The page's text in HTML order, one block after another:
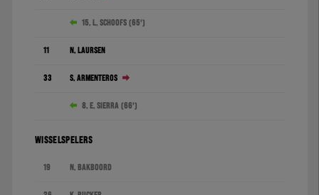
15. L. Schoofs (65')
11 N. Laursen
33 S. Armenteros
8. E. Sierra (66')
WISSELSPELERS
19 N. Bakboord